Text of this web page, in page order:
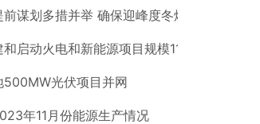
前谋划多措并举 确保迎峰度冬煤电气稳定供
启动火电和新能源项目规模11GW 总资产
500MW光伏项目并网
年11月份能源生产情况